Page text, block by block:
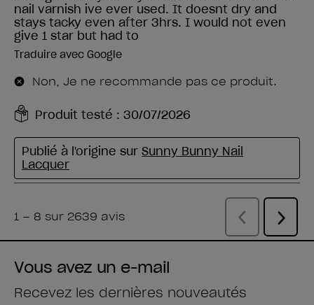
Vous avez un e-mail
Recevez les dernières nouveautés